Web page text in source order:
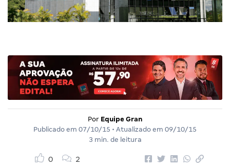
Por Equipe Gran
Publicado em 07/10/15 • Atualizado em 09/10/15
3 min. de leitura
0 2